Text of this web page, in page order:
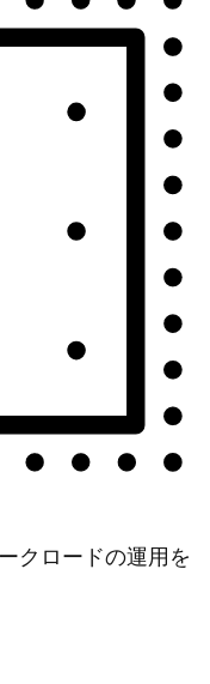
クロードの運用を